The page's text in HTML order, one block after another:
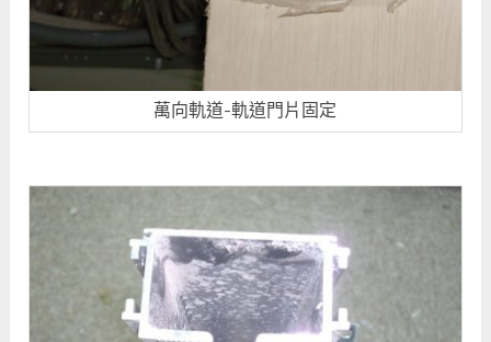
萬向軌道-軌道門片固定